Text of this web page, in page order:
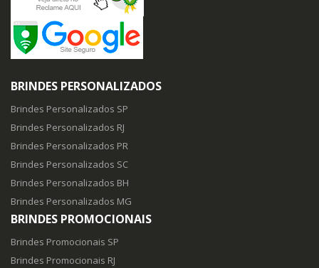
BRINDES PERSONALIZADOS
Brindes Personalizados SP
Brindes Personalizados RJ
Brindes Personalizados PR
Brindes Personalizados SC
Brindes Personalizados BH
Brindes Personalizados MG
BRINDES PROMOCIONAIS
Brindes Promocionais SP
Brindes Promocionais RJ